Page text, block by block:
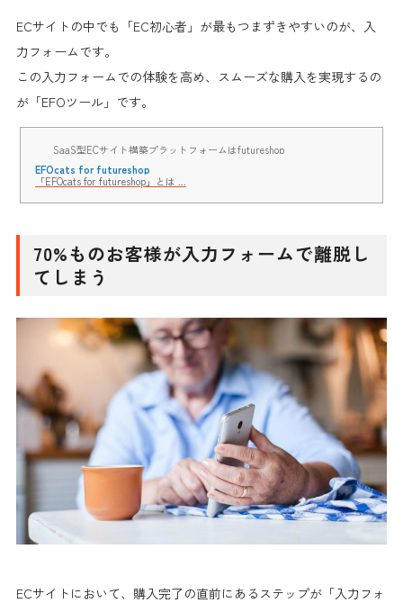
ECサイトの中でも「EC初心者」が最もつまずきやすいのが、入
力フォーム です。
この入力 フォームでの体験を高め、スムーズな購入を実現するの
が「EFOツール」 です。
SaaS型ECサイト構築プラットフォームはfutureshop
EFOcats for futureshop
「EFOcats for futureshop」とは ...
70%ものお客様が入力フォームで離脱し
てしまう
ECサイトにおいて、購入完了の直前にあるステップが「入力フォ